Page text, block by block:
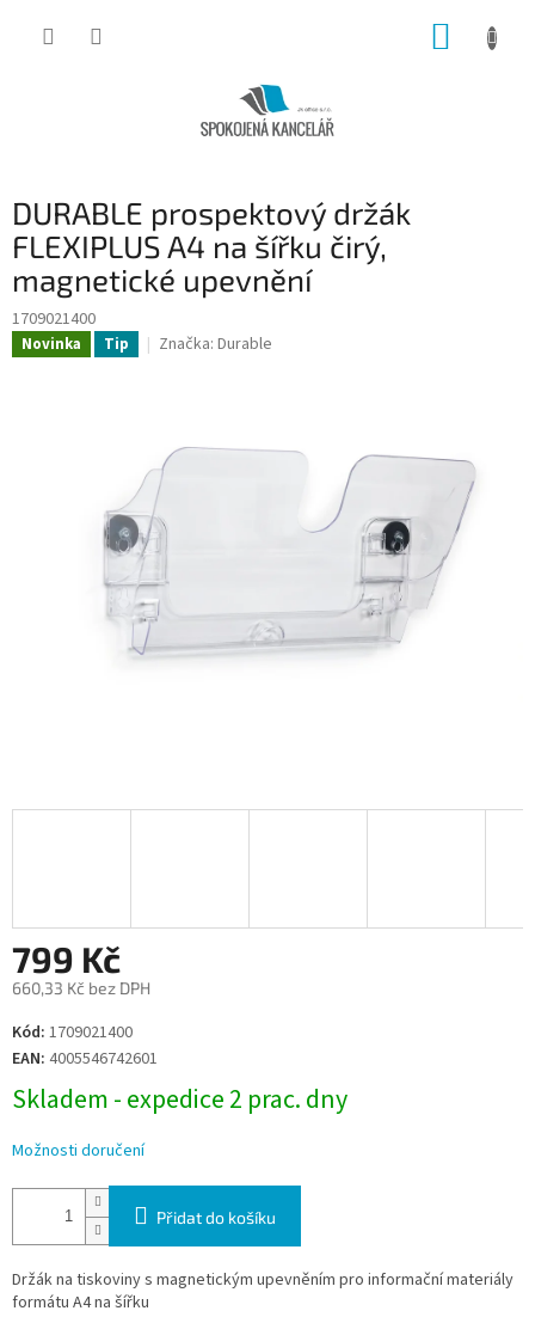
DURABLE prospektový držák
FLEXIPLUS A4 na šířku čirý,
magnetické upevnění
1709021400
Novinka Tip Značka: Durable
799 Kč
660,33 Kč bez DPH
Měrná
cena:
Kód: 1709021400
EAN: 4005546742601
Skladem - expedice 2 prac. dny
Možnosti doručení
Přidat do košíku
Držák na tiskoviny s magnetickým upevněním pro informační materiály
formátu A4 na šířku